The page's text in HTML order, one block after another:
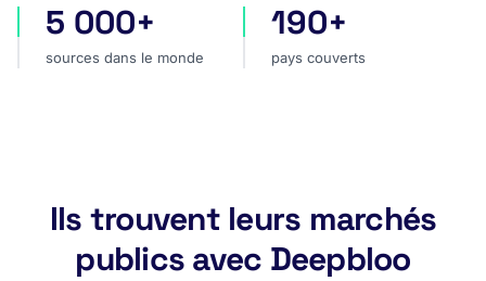
sources dans le monde
5 000+
sources dans le monde
pays couverts
190+
pays couverts
Ils trouvent leurs marchés
publics avec Deepbloo